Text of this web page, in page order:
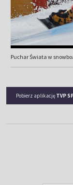
Puchar Świata w
Pobierz aplikację TVP